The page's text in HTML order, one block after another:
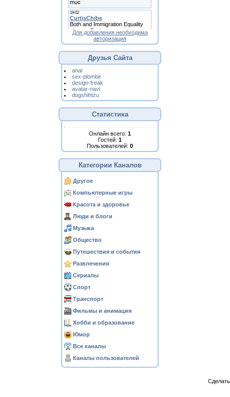
Для добавления необходима
авторизация
Друзья Сайта
anal
sex-plombir
design-freak
avatar-navi
dogshihtzu
Статистика
Онлайн всего: 1
Гостей: 1
Пользователей: 0
Категории Каналов
Другое
Компьютерные игры
Красота и здоровье
Люди и блоги
Музыка
Общество
Путешествия и события
Развлечения
Сериалы
Спорт
Транспорт
Фильмы и анимация
Хобби и образование
Юмор
Все каналы
Каналы пользователей